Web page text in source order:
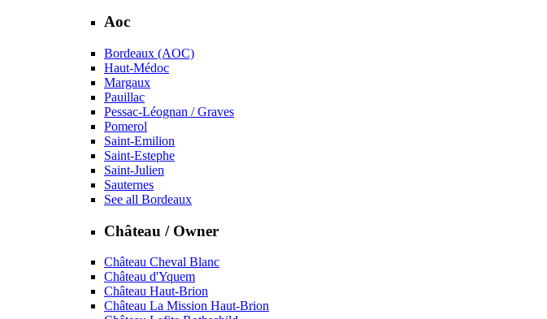
Aoc
Bordeaux (AOC)
Haut-Médoc
Margaux
Pauillac
Pessac-Léognan / Graves
Pomerol
Saint-Emilion
Saint-Estephe
Saint-Julien
Sauternes
See all Bordeaux
Château / Owner
Château Cheval Blanc
Château d'Yquem
Château Haut-Brion
Château La Mission Haut-Brion